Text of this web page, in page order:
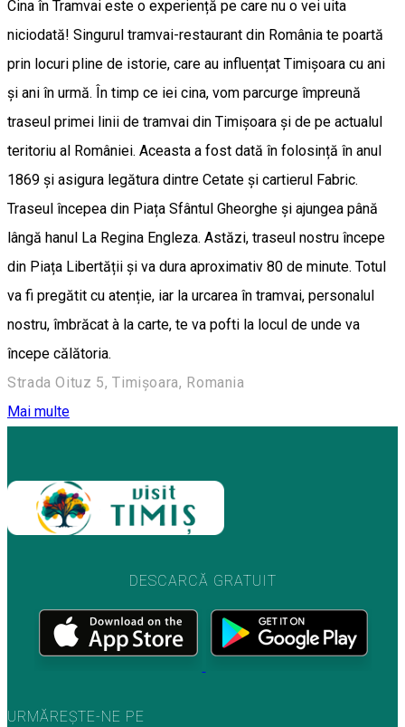
Cina în Tramvai este o experiență pe care nu o vei uita
niciodată! Singurul tramvai-restaurant din România te poartă
prin locuri pline de istorie, care au influențat Timișoara cu ani
și ani în urmă. În timp ce iei cina, vom parcurge împreună
traseul primei linii de tramvai din Timișoara și de pe actualul
teritoriu al României. Aceasta a fost dată în folosință în anul
1869 și asigura legătura dintre Cetate și cartierul Fabric.
Traseul începea din Piața Sfântul Gheorghe și ajungea până
lângă hanul La Regina Engleza. Astăzi, traseul nostru începe
din Piața Libertății și va dura aproximativ 80 de minute. Totul
va fi pregătit cu atenție, iar la urcarea în tramvai, personalul
nostru, îmbrăcat à la carte, te va pofti la locul de unde va
începe călătoria.
Strada Oituz 5, Timișoara, Romania
Mai multe
DESCARCĂ GRATUIT
URMĂREȘTE-NE PE